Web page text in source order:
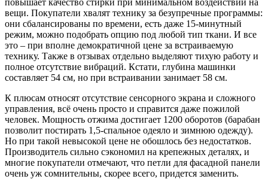
повышает качество стирки при минимальном воздействии на
вещи. Покупатели хвалят технику за безупречные программы:
они сбалансированы по времени, есть даже 15-минутный
режим, можно подобрать опцию под любой тип ткани. И все
это – при вполне демократичной цене за встраиваемую
технику. Также в отзывах отдельно выделяют тихую работу и
полное отсутствие вибраций. Кстати, глубина машинки
составляет 54 см, но при встраивании занимает 58 см.
К плюсам относят отсутствие сенсорного экрана и сложного
управления, всё очень просто и справится даже пожилой
человек. Мощность отжима достигает 1200 оборотов (барабан
позволит постирать 1,5-спальное одеяло и зимнюю одежду).
Но при такой невысокой цене не обошлось без недостатков.
Производитель сильно сэкономил на крепежных деталях, и
многие покупатели отмечают, что петли для фасадной панели
очень уж сомнительны, скорее всего, придется заменить.